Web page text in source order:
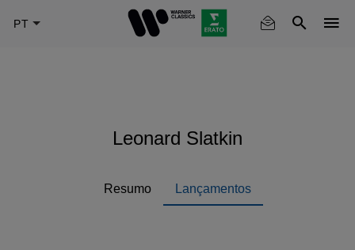
Leonard Slatkin
Resumo Lançamentos